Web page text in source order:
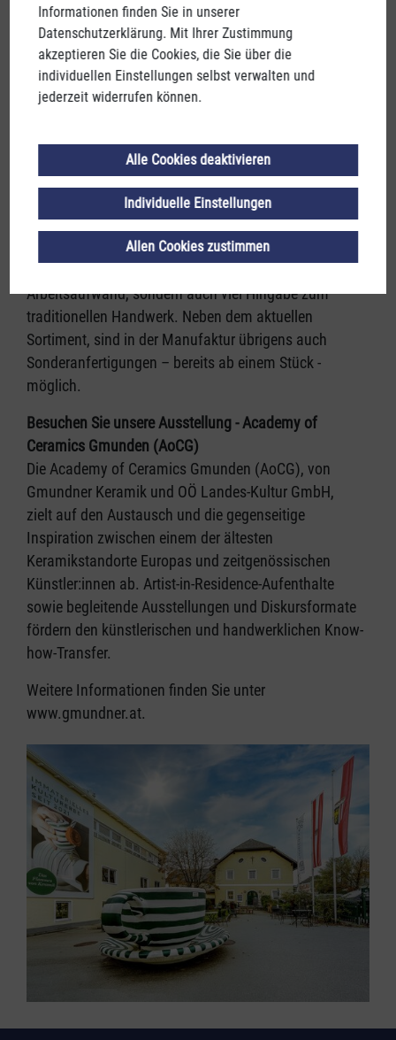
Gegründet 1492 steht dieGmundner Keramik
Synonym für beste österreichische Tischkultur.
Es ist die einzigartige Liebe zum traditionellen
Handwerk mit der jedes Stück zum Unikat wird.
keramische Formen verkörpern 100 Prozent Österreich.
Jedes Stück, von der Masseaufbereitung über die
Formgebung bis zur Malerei & Flammerei -
alles entstammt der im Salzkammergut ansässigen
Manufaktur.
Arbeitsaufwand, sondern auch viel Hingabe zum
traditionellen Handwerk. Neben dem aktuellen
Sortiment, sind in der Manufaktur übrigens auch
Sonderanfertigungen – bereits ab einem Stück -
möglich.
Besuchen Sie unsere Ausstellung - Academy of
Ceramics Gmunden (AoCG)
Die Academy of Ceramics Gmunden (AoCG), von
Gmundner Keramik und OÖ Landes-Kultur GmbH,
zielt auf den Austausch und die gegenseitige
Inspiration zwischen einem der ältesten
Keramikstandorte Europas und zeitgenössischen
Künstler:innen ab. Artist-in-Residence-Aufenthalte
sowie begleitende Ausstellungen und Diskursformate
fördern den künstlerischen und handwerklichen Know-
how-Transfer.
Weitere Informationen finden Sie unter
www.gmundner.at.
Informationen finden Sie in unserer
Datenschutzerklärung. Mit Ihrer Zustimmung
akzeptieren Sie die Cookies, die Sie über die
individuellen Einstellungen selbst verwalten und
jederzeit widerrufen können.
Alle Cookies deaktivieren
Individuelle Einstellungen
Allen Cookies zustimmen